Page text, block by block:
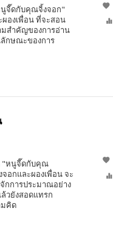
จี๊ดกับคุณจิ้งจอก"
องเพื่อน ที่จะสอน
มสำคัญของการอ่าน
ลักษณะของการ
"หนูจี๊ดกับคุณ
อกและผองเพื่อน จะ
จักการประมาณอย่าง
ล้วยังสอดแทรก
คิด